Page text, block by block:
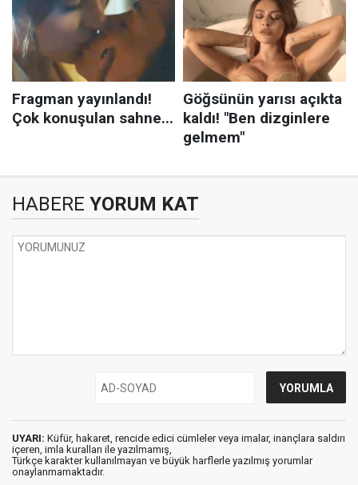
HABERE YORUM KAT
UYARI: Küfür, hakaret, rencide edici cümleler veya imalar, inançlara saldırı
içeren, imla kuralları ile yazılmamış,
Türkçe karakter kullanılmayan ve büyük harflerle yazılmış yorumlar
onaylanmamaktadır.